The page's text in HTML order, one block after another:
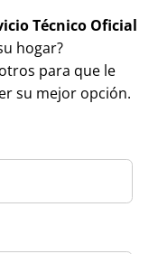
Técnico Oficial
hogar?
para que le
su mejor opción.